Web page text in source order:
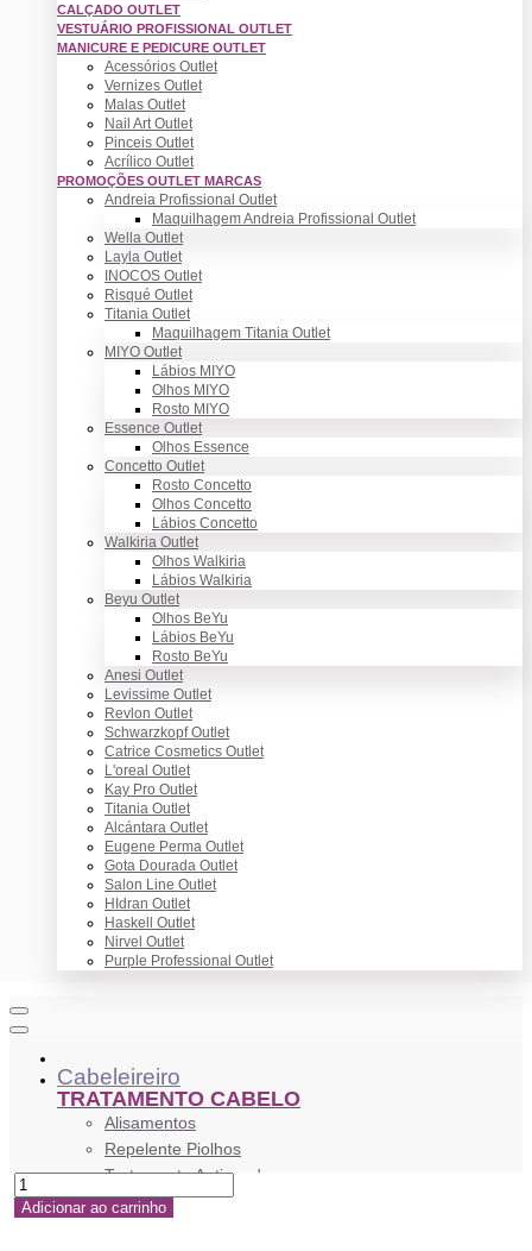
CALÇADO OUTLET
VESTUÁRIO PROFISSIONAL OUTLET
MANICURE E PEDICURE OUTLET
Acessórios Outlet
Vernizes Outlet
Malas Outlet
Nail Art Outlet
Pinceis Outlet
Acrílico Outlet
PROMOÇÕES OUTLET MARCAS
Andreia Profissional Outlet
Maquilhagem Andreia Profissional Outlet
Wella Outlet
Layla Outlet
INOCOS Outlet
Risqué Outlet
Titania Outlet
Maquilhagem Titania Outlet
MIYO Outlet
Lábios MIYO
Olhos MIYO
Rosto MIYO
Essence Outlet
Olhos Essence
Concetto Outlet
Rosto Concetto
Olhos Concetto
Lábios Concetto
Walkiria Outlet
Olhos Walkiria
Lábios Walkiria
Beyu Outlet
Olhos BeYu
Lábios BeYu
Rosto BeYu
Anesi Outlet
Levissime Outlet
Revlon Outlet
Schwarzkopf Outlet
Catrice Cosmetics Outlet
L'oreal Outlet
Kay Pro Outlet
Titania Outlet
Alcántara Outlet
Eugene Perma Outlet
Gota Dourada Outlet
Salon Line Outlet
HIdran Outlet
Haskell Outlet
Nirvel Outlet
Purple Professional Outlet
Cabeleireiro
TRATAMENTO CABELO
Alisamentos
Repelente Piolhos
Tratamento Antiqueda
Tratamento Anticaspa
Adicionar ao carrinho